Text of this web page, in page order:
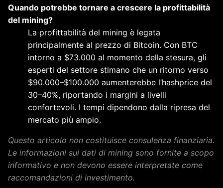
Quando potrebbe tornare a crescere la profittabilità
del mining?
La profittabilità del mining è legata
principalmente al prezzo di Bitcoin. Con BTC
intorno a $73.000 al momento della stesura, gli
esperti del settore stimano che un ritorno verso
$90.000–$100.000 aumenterebbe l’hashprice del
30–40%, riportando i margini a livelli
confortevoli. I tempi dipendono dalla ripresa del
mercato più ampio.
Questo articolo non costituisce consulenza finanziaria.
Le informazioni sui dati di mining sono fornite a scopo
informativo e non devono essere interpretate come
raccomandazioni di investimento.